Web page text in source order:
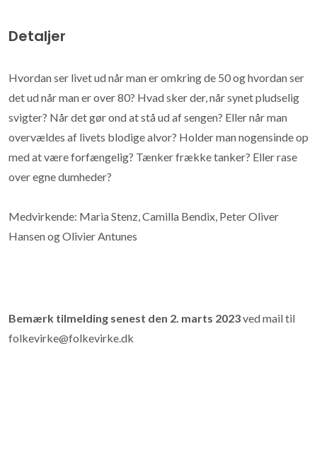
Detaljer
Hvordan ser livet ud når man er omkring de 50 og hvordan ser
det ud når man er over 80? Hvad sker der, når synet pludselig
svigter? Når det gør ond at stå ud af sengen? Eller når man
overvældes af livets blodige alvor? Holder man nogensinde op
med at være forfængelig? Tænker frække tanker? Eller rase
over egne dumheder?
Medvirkende: Maria Stenz, Camilla Bendix, Peter Oliver
Hansen og Olivier Antunes
Bemærk tilmelding senest den 2. marts 2023ved mail til
folkevirke@folkevirke.dk